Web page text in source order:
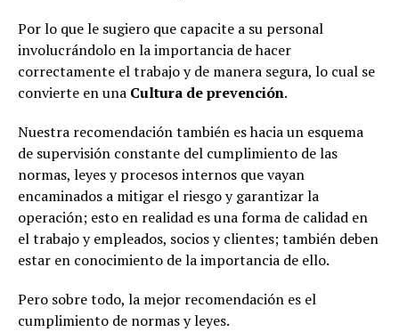
Por lo que le sugiero que capacite a su personal
involucrándolo en la importancia de hacer
correctamente el trabajo y de manera segura, lo cual se
convierte en una Cultura de prevención.
Nuestra recomendación también es hacia un esquema
de supervisión constante del cumplimiento de las
normas, leyes y procesos internos que vayan
encaminados a mitigar el riesgo y garantizar la
operación; esto en realidad es una forma de calidad en
el trabajo y empleados, socios y clientes; también deben
estar en conocimiento de la importancia de ello.
Pero sobre todo, la mejor recomendación es el
cumplimiento de normas y leyes.